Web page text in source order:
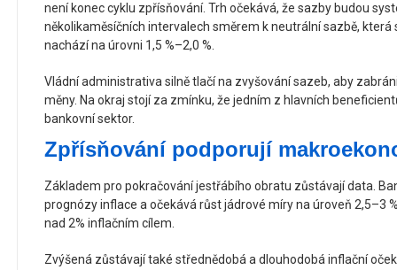
není konec cyklu zpřísňování. Trh očekává, že sazby budou
několikaměsíčních intervalech směrem k neutrální sazbě,
nachází na úrovni 1,5 %–2,0 %.
Vládní administrativa silně tlačí na zvyšování sazeb, aby
měny. Na okraj stojí za zmínku, že jedním z hlavních
bankovní sektor.
Zpřísňování podporují
Základem pro pokračování jestřábího obratu zůstávají data.
prognózy inflace a očekává růst jádrové míry na úroveň 2,5–3
nad 2% inflačním cílem.
Zvýšená zůstávají také střednědobá a dlouhodobá inflační